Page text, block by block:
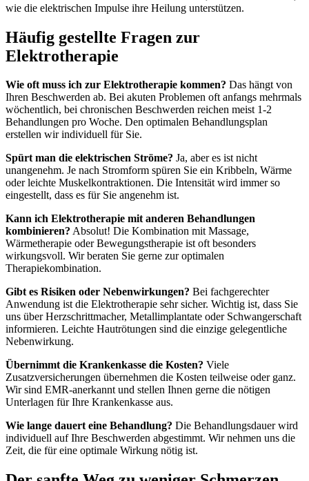
wie die elektrischen Impulse ihre Heilung unterstützen.
Häufig gestellte Fragen zur
Elektrotherapie
Wie oft muss ich zur Elektrotherapie kommen? Das hängt von
Ihren Beschwerden ab. Bei akuten Problemen oft anfangs mehrmals
wöchentlich, bei chronischen Beschwerden reichen meist 1-2
Behandlungen pro Woche. Den optimalen Behandlungsplan
erstellen wir individuell für Sie.
Spürt man die elektrischen Ströme? Ja, aber es ist nicht
unangenehm. Je nach Stromform spüren Sie ein Kribbeln, Wärme
oder leichte Muskelkontraktionen. Die Intensität wird immer so
eingestellt, dass es für Sie angenehm ist.
Kann ich Elektrotherapie mit anderen Behandlungen
kombinieren? Absolut! Die Kombination mit Massage,
Wärmetherapie oder Bewegungstherapie ist oft besonders
wirkungsvoll. Wir beraten Sie gerne zur optimalen
Therapiekombination.
Gibt es Risiken oder Nebenwirkungen? Bei fachgerechter
Anwendung ist die Elektrotherapie sehr sicher. Wichtig ist, dass Sie
uns über Herzschrittmacher, Metallimplantate oder Schwangerschaft
informieren. Leichte Hautrötungen sind die einzige gelegentliche
Nebenwirkung.
Übernimmt die Krankenkasse die Kosten? Viele
Zusatzversicherungen übernehmen die Kosten teilweise oder ganz.
Wir sind EMR-anerkannt und stellen Ihnen gerne die nötigen
Unterlagen für Ihre Krankenkasse aus.
Wie lange dauert eine Behandlung? Die Behandlungsdauer wird
individuell auf Ihre Beschwerden abgestimmt. Wir nehmen uns die
Zeit, die für eine optimale Wirkung nötig ist.